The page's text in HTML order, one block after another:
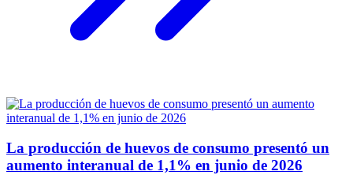
La producción de huevos de consumo presentó un
aumento interanual de 1,1% en junio de 2026